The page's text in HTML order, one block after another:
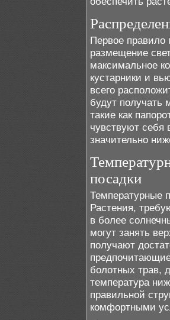
Первое правило
размещение
максимальное
кустарники и
всего
будут получать
такие как
чувствуют себя
значительно
посадки
Температурные
Растения,
в более
могут занять
получают
болотных трав,
температура
правильной
комфортными